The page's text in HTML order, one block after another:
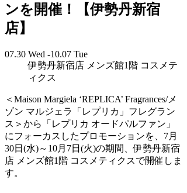
ンを開催！【伊勢丹新宿
店】
07.30 Wed -10.07 Tue
伊勢丹新宿店 メンズ館1階 コスメテ
ィクス
＜Maison Margiela ‘REPLICA’ Fragrances/メ
ゾン マルジェラ「レプリカ」フレグラン
ス＞から「レプリカ オードパルファン」
にフォーカスしたプロモーションを、7月
30日(水)～10月7日(火)の期間、伊勢丹新宿
店 メンズ館1階 コスメティクスで開催しま
す。